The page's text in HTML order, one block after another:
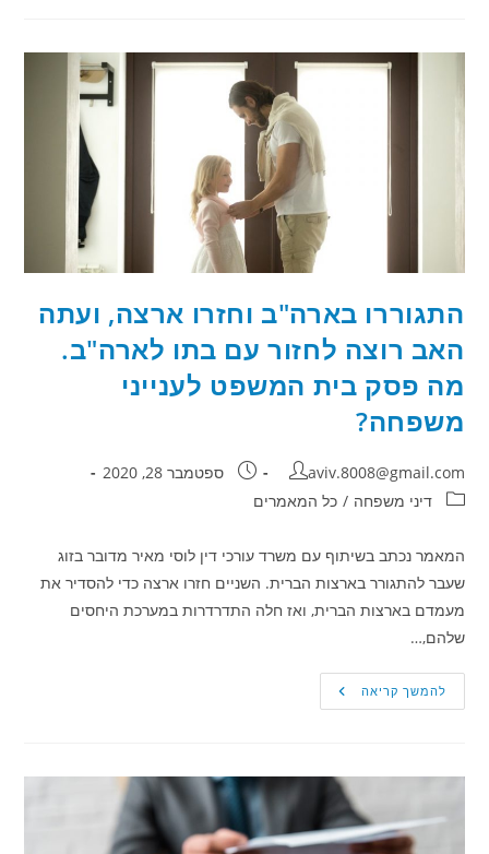
עם
בתו
המשפט
לענייני
משפחה?
התגוררו בארה"ב וחזרו ארצה, ועתה
האב רוצה לחזור עם בתו לארה"ב.
מה פסק בית המשפט לענייני
משפחה?
מחבר:
aviv.8008@gmail.com פורסם:ספטמבר 28, 2020
קטגוריה:דיני משפחה / כל המאמרים
המאמר נכתב בשיתוף עם משרד עורכי דין לוסי מאיר מדובר בזוג
שעבר להתגורר בארצות הברית. השניים חזרו ארצה כדי להסדיר את
מעמדם בארצות הברית, ואז חלה התדרדרות במערכת היחסים
שלהם,…
להמשך קריאההתגוררו
בארה"ב
רוצה
לחזור
עם
בתו
לארה"ב.